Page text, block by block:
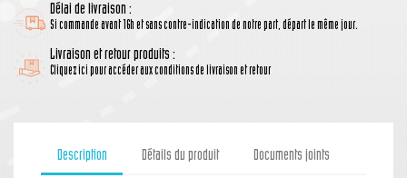
Délai de livraison :
Si commande avant 16h et sans contre-indication de notre part, départ le même jour.
Livraison et retour produits :
Cliquez ici pour accéder aux conditions de livraison et retour
Description Détails du produit Documents joints